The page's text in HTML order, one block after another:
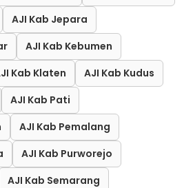
AJI Kab Jepara
AJI Kab Kebumen
Kab Klaten
AJI Kab Kudus
AJI Kab Pati
AJI Kab Pemalang
AJI Kab Purworejo
AJI Kab Semarang